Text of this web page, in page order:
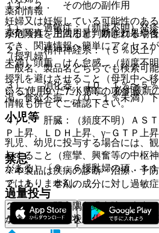
妊婦又は妊娠している可能性のあ
が危険性を上回ると判断される場
（授乳婦）
授乳を避けさせること（母乳中へ
いる）〔９．７小児等の項参照〕。
小児等
乳児、幼児に投与する場合には、
与すること（痙攣、興奮等の中枢
がある）〔９．６授乳婦の項、１
過量投与
１３．１． 症状
１１．２． その他の副作用
１）． 過敏症：（頻度不明）発
２）． 精神神経系：（５％以上
未満）頭重、けん怠感、（頻度不
３）． 消化器：（０．１％〜５
渇、食欲不振、（０．１％未満）
４）． 肝臓：（頻度不明）ＡＳＴ
Ｐ上昇、ＬＤＨ上昇、γ−ＧＴＰ上昇
禁忌
２．１． 本剤の成分に対し過敏症
２．２． 閉塞隅角緑内障の患者
が上昇し、症状を悪化させることが
薬剤情報
薬剤写真、用法用量、効能効果や
でき、関連情報へ簡単にアクセス
一般名、製品名どちらでも検索可能
※ ご使用いただく際に、必ず最新
情報も併せてご確認下さい。
※本製品は疾病の診断・治療・予
ではありません。